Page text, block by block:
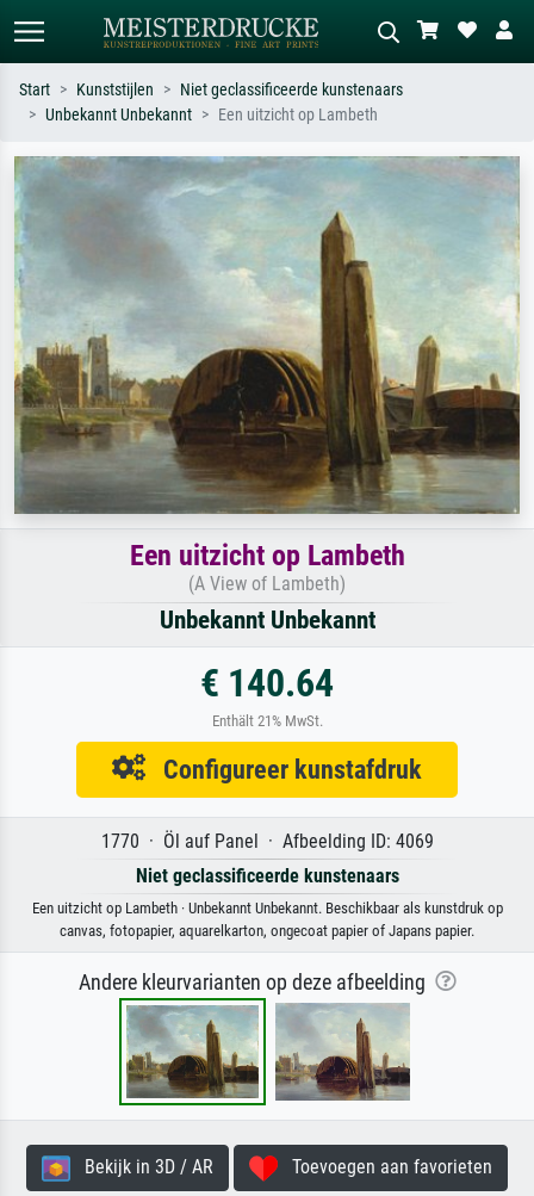
Zoek op kunstenaar, titel of stijl – bijv.
Monet, Sterrennacht, impressionisme,
Beschrijf de scène – bijv. groene
olieverfschilderij, staand naakt naast
Start Kunststijlen
Niet geclassificeerde kunstenaars
Unbekannt Unbekannt
Een uitzicht op Lambeth
Een uitzicht op Lambeth
(A View of Lambeth)
Unbekannt Unbekannt
€ 140.64
Enthält 21% MwSt.
Configureer kunstafdruk
1770 · Öl auf Panel · Afbeelding ID: 4069
Niet geclassificeerde kunstenaars
Een uitzicht op Lambeth · Unbekannt Unbekannt. Beschikbaar als kunstdruk op
canvas, fotopapier, aquarelkarton, ongecoat papier of Japans papier.
Andere kleurvarianten op deze afbeelding
Bekijk in 3D / AR Toevoegen aan favorieten